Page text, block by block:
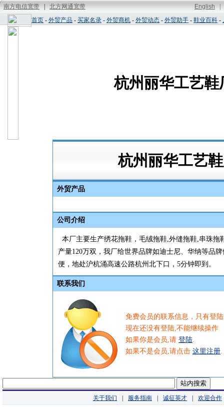
首页 - 外贸产品 - 买家名录 - 外贸商机 - 外贸动态 - 外贸助手 - 鞋业百科 -
杭州丽华工艺鞋
杭州丽华工艺
外贸产品
公司介绍
本厂主要生产绣花拖鞋，毛绒拖鞋,外缝拖鞋,串珠
产量120万双，我厂给世界品牌如迪士尼、华纳等品
便，地处沪杭涌高速公路杭州北下口，5分钟即到。
联系我们
免费会员的联系信息，只有登
现在还没有登陆,不能继续操作
如果你是会员,请 登陆.
如果不是会员,请点击 这里注册.
关于我们 服务指南 诚征英才 欢迎合作